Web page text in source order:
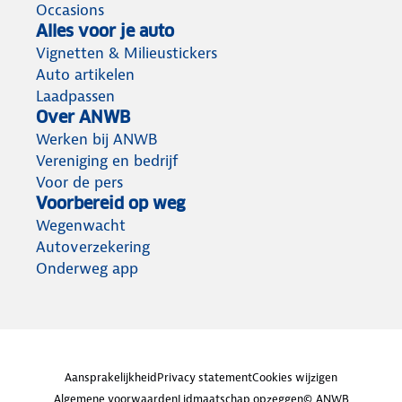
Occasions
Alles voor je auto
Vignetten & Milieustickers
Auto artikelen
Laadpassen
Over ANWB
Werken bij ANWB
Vereniging en bedrijf
Voor de pers
Voorbereid op weg
Wegenwacht
Autoverzekering
Onderweg app
AansprakelijkheidPrivacy statementCookies wijzigen